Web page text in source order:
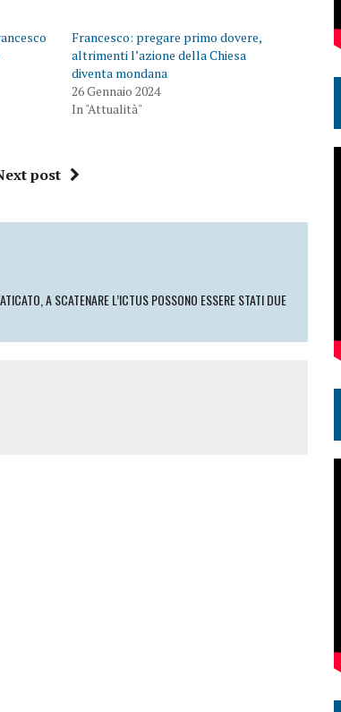
Francesco: pregare primo dovere,
altrimenti l’azione della Chiesa
diventa mondana
26 Gennaio 2024
In "Attualità"
post
A SCATENARE L’ICTUS POSSONO ESSERE STATI DUE